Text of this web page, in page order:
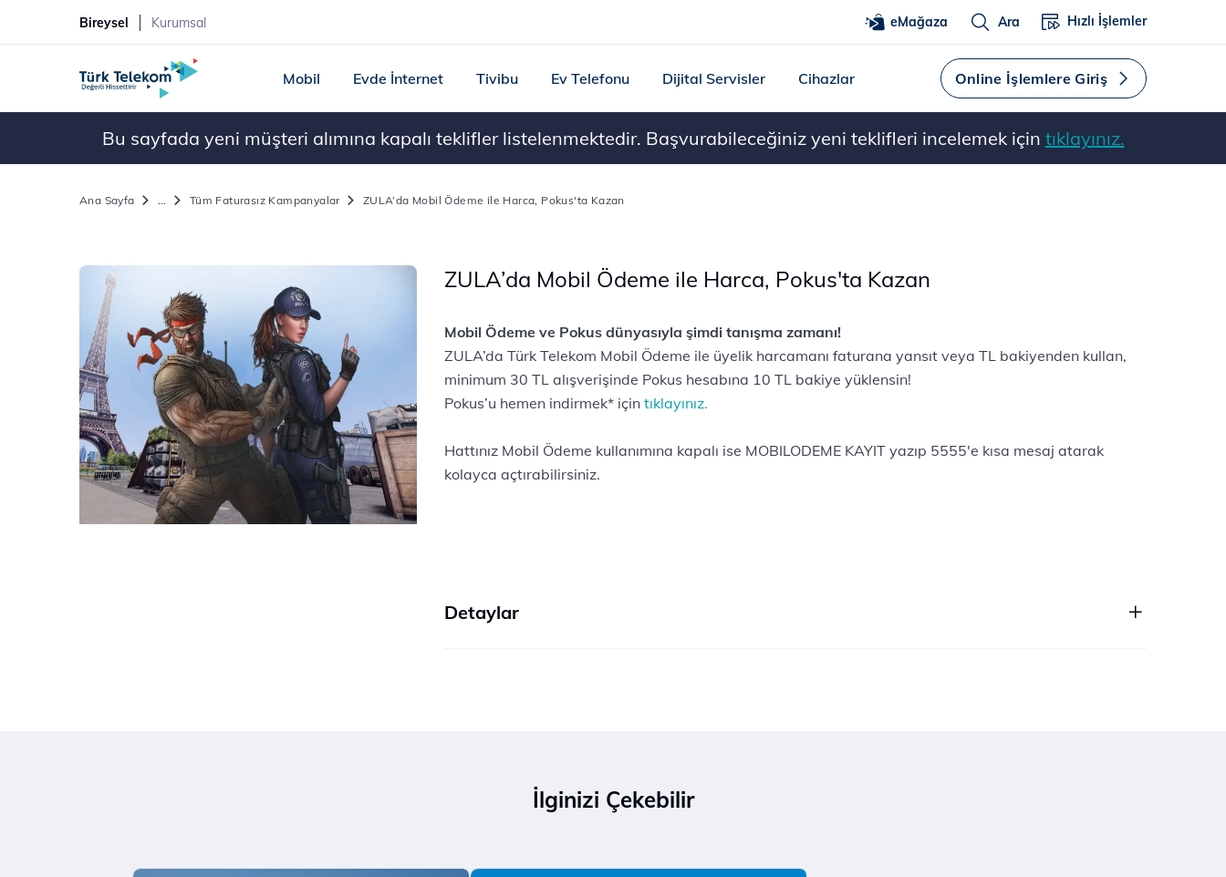
Bireysel Kurumsal eMağaza Ara Hızlı İşlemler
Mobil Evde İnternet Tivibu Ev Telefonu Dijital Servisler Cihazlar Online İşlemlere Giriş
Bu sayfada yeni müşteri alımına kapalı teklifler listelenmektedir. Başvurabileceğiniz yeni teklifleri incelemek için tıklayınız.
Ana Sayfa ... Tüm Faturasız Kampanyalar ZULA’da Mobil Ödeme ile Harca, Pokus'ta Kazan
ZULA’da Mobil Ödeme ile Harca, Pokus'ta Kazan
Mobil Ödeme ve Pokus dünyasıyla şimdi tanışma zamanı!
ZULA’da Türk Telekom Mobil Ödeme ile üyelik harcamanı faturana yansıt veya TL bakiyenden kullan,
minimum 30 TL alışverişinde Pokus hesabına 10 TL bakiye yüklensin!
Pokus’u hemen indirmek* için tıklayınız.
Hattınız Mobil Ödeme kullanımına kapalı ise MOBILODEME KAYIT yazıp 5555'e kısa mesaj atarak
kolayca açtırabilirsiniz.
Detaylar
İlginizi Çekebilir